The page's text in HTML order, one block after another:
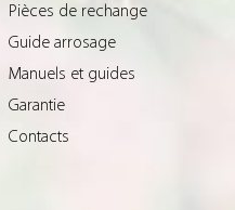
Pièces de rechange
Guide arrosage
Manuels et guides
Garantie
Contacts